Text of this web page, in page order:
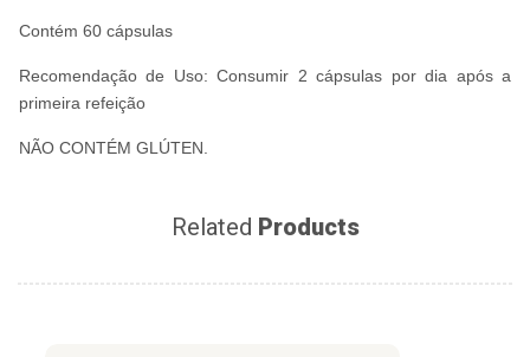
Contém 60 cápsulas
Recomendação de Uso: Consumir 2 cápsulas por dia após a
primeira refeição
NÃO CONTÉM GLÚTEN.
Related Products